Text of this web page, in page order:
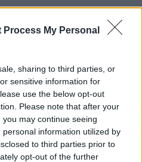
Process My Personal
sharing to third parties, or
sensitive information for
use the below opt-out
Please note that after your
may continue seeing
information utilized by
to third parties prior to
opt-out of the further
di Serie A e opinionista, ha
Milan-Lazio del presunto fallo di
soli. Non c'è fallo di Marusic su
fallo di mano. Review